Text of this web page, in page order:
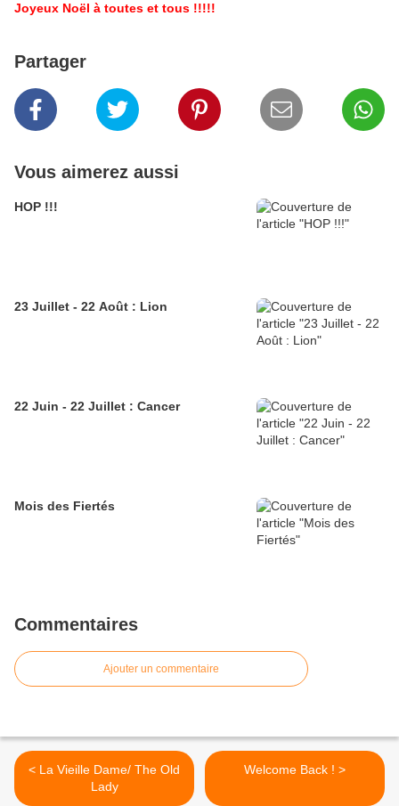
Joyeux Noël à toutes et tous !!!!!
Partager
Vous aimerez aussi
HOP !!!
23 Juillet - 22 Août : Lion
22 Juin - 22 Juillet : Cancer
Mois des Fiertés
Commentaires
Ajouter un commentaire
< La Vieille Dame/ The Old
Lady
Welcome Back ! >